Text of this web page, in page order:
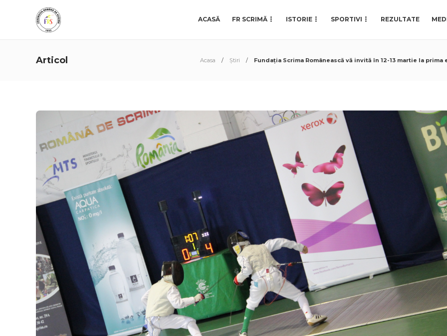
ACASĂ FR SCRIMĂ ISTORIE SPORTIVI REZULTATE
Articol Acasa Știri Fundația Scrima Românească vă invită în 12-13 martie la